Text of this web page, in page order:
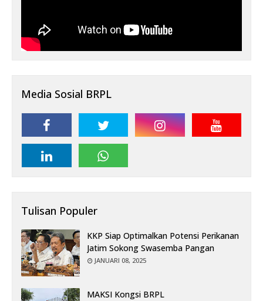
Media Sosial BRPL
Tulisan Populer
KKP Siap Optimalkan Potensi Perikanan
Jatim Sokong Swasemba Pangan
JANUARI 08, 2025
MAKSI Kongsi BRPL